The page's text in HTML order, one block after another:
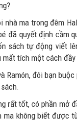
nhà ma trong đêm
đã quyết định cầm
sách tự động viết
mất tích một cách đầy
đôi bạn
rất tốt, có phần mở
không biết được